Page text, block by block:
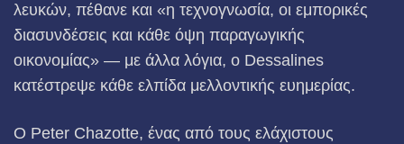
λευκών, πέθανε και «η τεχνογνωσία, οι εμπορικές
διασυνδέσεις και κάθε όψη παραγωγικής
οικονομίας» — με άλλα λόγια, ο Dessalines
κατέστρεψε κάθε ελπίδα μελλοντικής ευημερίας.
Ο Peter Chazotte, ένας από τους ελάχιστους